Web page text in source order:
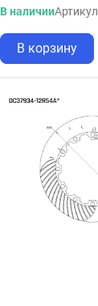
В наличииАртикул
В корзину